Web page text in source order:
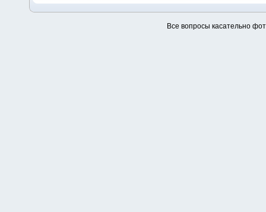
Все вопросы касательно